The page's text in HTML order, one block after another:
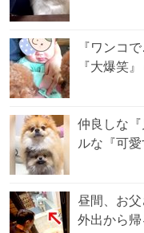
『ワンコ
『大爆笑
仲良しな
ルな『可
昼間、お
外出から